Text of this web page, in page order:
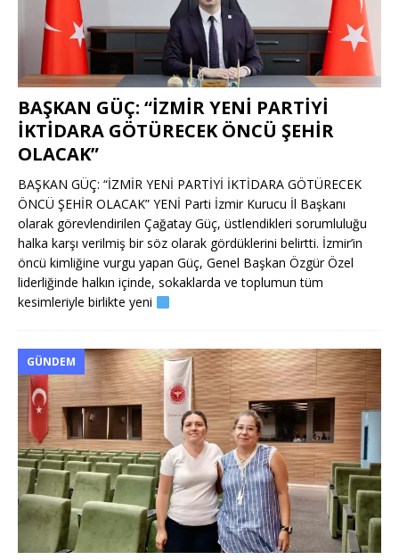
BAŞKAN GÜÇ: “İZMİR YENİ PARTİYİ
İKTİDARA GÖTÜRECEK ÖNCÜ ŞEHİR
OLACAK”
BAŞKAN GÜÇ: “İZMİR YENİ PARTİYİ İKTİDARA GÖTÜRECEK
ÖNCÜ ŞEHİR OLACAK” YENİ Parti İzmir Kurucu İl Başkanı
olarak görevlendirilen Çağatay Güç, üstlendikleri sorumluluğu
halka karşı verilmiş bir söz olarak gördüklerini belirtti. İzmir’in
öncü kimliğine vurgu yapan Güç, Genel Başkan Özgür Özel
liderliğinde halkın içinde, sokaklarda ve toplumun tüm
kesimleriyle birlikte yeni
GÜNDEM